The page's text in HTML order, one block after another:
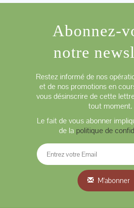
Abonnez-
notre
Restez informé de nos
et de nos promotions en
vous désinscrire de cette
tout moment.
Le fait de vous abonner
de la politique de
M'abonner